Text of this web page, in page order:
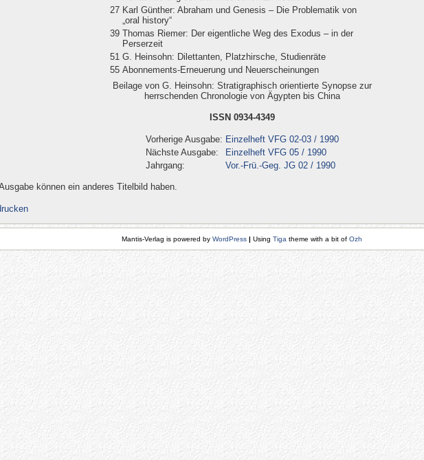
27 Karl Günther: Abraham und Genesis – Die Problematik von
„oral history“
39 Thomas Riemer: Der eigentliche Weg des Exodus – in der
Perserzeit
51 G. Heinsohn: Dilettanten, Platzhirsche, Studienräte
55 Abonnements-Erneuerung und Neuerscheinungen
Beilage von G. Heinsohn: Stratigraphisch orientierte Synopse zur
herrschenden Chronologie von Ägypten bis China
ISSN 0934-4349
Vorherige Ausgabe: Einzelheft VFG 02-03 / 1990
Nächste Ausgabe:
Einzelheft VFG 05 / 1990
Jahrgang:
Vor.-Frü.-Geg. JG 02 / 1990
können ein anderes Titelbild haben.
Mantis-Verlag is powered by WordPress | Using Tiga theme with a bit of Ozh